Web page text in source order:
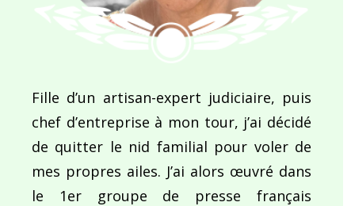
Fille d’un artisan-expert judiciaire, puis
chef d’entreprise à mon tour, j’ai décidé
de quitter le nid familial pour voler de
mes propres ailes. J’ai alors œuvré dans
le 1er groupe de presse français